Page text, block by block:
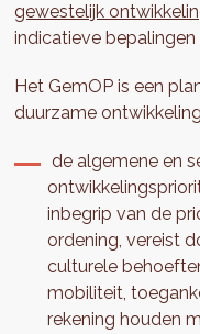
gewestelijk
indicatieve bepalingen
Het GemOP is een
duurzame
de algemene en
inbegrip van de
ordening, vereist
culturele
mobiliteit,
rekening houden